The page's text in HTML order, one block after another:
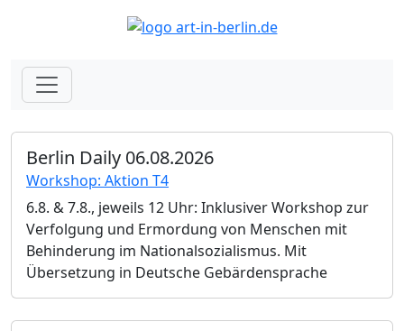
Berlin Daily 06.08.2026
Workshop: Aktion T4
6.8. & 7.8., jeweils 12 Uhr: Inklusiver Workshop zur
Verfolgung und Ermordung von Menschen mit
Behinderung im Nationalsozialismus. Mit
Übersetzung in Deutsche Gebärdensprache